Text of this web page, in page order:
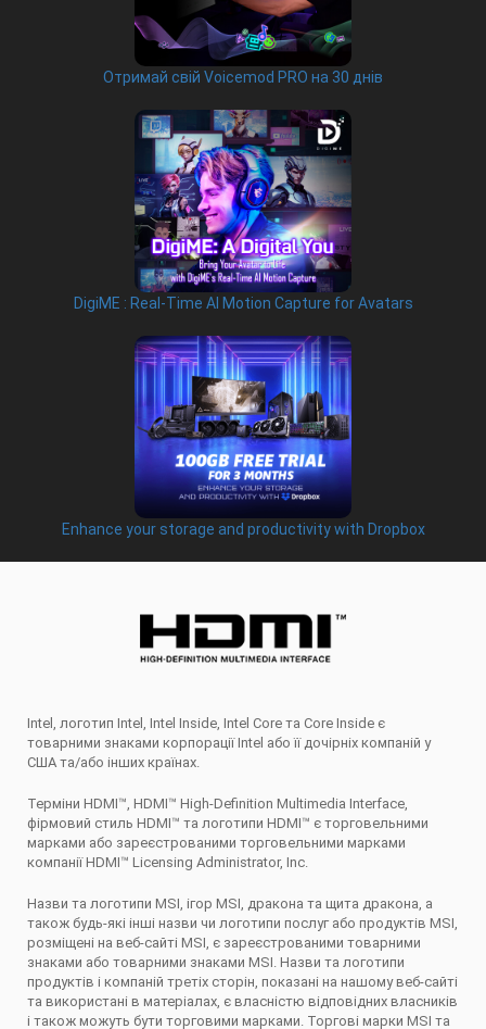
Отримай свій Voicemod PRO на 30 днів
DigiME : Real-Time AI Motion Capture for Avatars
Enhance your storage and productivity with Dropbox
Intel, логотип Intel, Intel Inside, Intel Core та Core Inside є
товарними знаками корпорації Intel або її дочірніх компаній у
США та/або інших країнах.
Терміни HDMI™, HDMI™ High-Definition Multimedia Interface,
фірмовий стиль HDMI™ та логотипи HDMI™ є торговельними
марками або зареєстрованими торговельними марками
компанії HDMI™ Licensing Administrator, Inc.
Назви та логотипи MSI, ігор MSI, дракона та щита дракона, а
також будь-які інші назви чи логотипи послуг або продуктів MSI,
розміщені на веб-сайті MSI, є зареєстрованими товарними
знаками або товарними знаками MSI. Назви та логотипи
продуктів і компаній третіх сторін, показані на нашому веб-сайті
та використані в матеріалах, є власністю відповідних власників
і також можуть бути торговими марками. Торгові марки MSI та